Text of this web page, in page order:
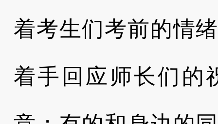
着考生们考前的情
着手回应师长们的